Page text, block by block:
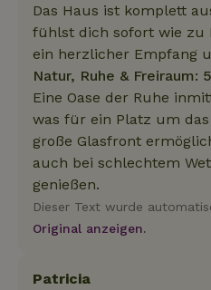
Das Haus ist komplett
fühlst dich sofort wie zu
ein herzlicher Empfang
Natur, Ruhe & Freiraum: 5
Eine Oase der Ruhe
was für ein Platz um
große Glasfront
auch bei schlechtem
genießen.
Dieser Text wurde
Original anzeigen.
Patricia